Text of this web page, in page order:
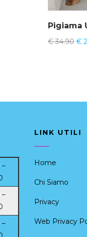
€34.90 €
–
–
–
LINK UTILI
Home
Chi Siamo
Privacy
Web Privacy